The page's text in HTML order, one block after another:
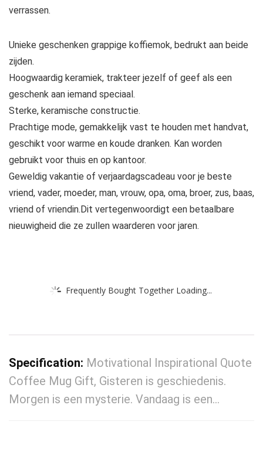
verrassen.
Unieke geschenken grappige koffiemok, bedrukt aan beide
zijden.
Hoogwaardig keramiek, trakteer jezelf of geef als een
geschenk aan iemand speciaal.
Sterke, keramische constructie.
Prachtige mode, gemakkelijk vast te houden met handvat,
geschikt voor warme en koude dranken. Kan worden
gebruikt voor thuis en op kantoor.
Geweldig vakantie of verjaardagscadeau voor je beste
vriend, vader, moeder, man, vrouw, opa, oma, broer, zus, baas,
vriend of vriendin.Dit vertegenwoordigt een betaalbare
nieuwigheid die ze zullen waarderen voor jaren.
Frequently Bought Together Loading...
Specification: Motivational Inspirational Quote
Coffee Mug Gift, Gisteren is geschiedenis.
Morgen is een mysterie. Vandaag is een…